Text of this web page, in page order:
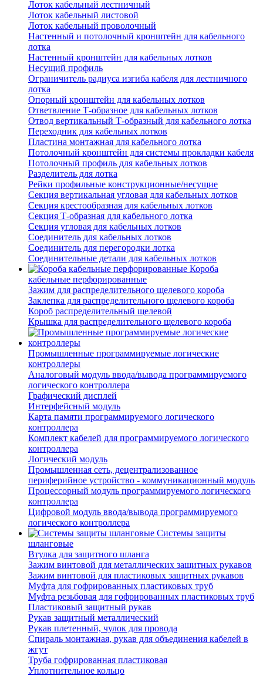
Лоток кабельный лестничный
Лоток кабельный листовой
Лоток кабельный проволочный
Настенный и потолочный кронштейн для кабельного
лотка
Настенный кронштейн для кабельных лотков
Несущий профиль
Ограничитель радиуса изгиба кабеля для лестничного
лотка
Опорный кронштейн для кабельных лотков
Ответвление Т-образное для кабельных лотков
Отвод вертикальный Т-образный для кабельного лотка
Переходник для кабельных лотков
Пластина монтажная для кабельного лотка
Потолочный кронштейн для системы прокладки кабеля
Потолочный профиль для кабельных лотков
Разделитель для лотка
Рейки профильные конструкционные/несущие
Секция вертикальная угловая для кабельных лотков
Секция крестообразная для кабельных лотков
Секция Т-образная для кабельного лотка
Секция угловая для кабельных лотков
Соединитель для кабельных лотков
Соединитель для перегородки лотка
Соединительные детали для кабельных лотков
Короба
кабельные перфорированные
Зажим для распределительного щелевого короба
Заклепка для распределительного щелевого короба
Короб распределительный щелевой
Крышка для распределительного щелевого короба
Промышленные программируемые логические
контроллеры
Аналоговый модуль ввода/вывода программируемого
логического контроллера
Графический дисплей
Интерфейсный модуль
Карта памяти программируемого логического
контроллера
Комплект кабелей для программируемого логического
контроллера
Логический модуль
Промышленная сеть, децентрализованное
периферийное устройство - коммуникационный модуль
Процессорный модуль программируемого логического
контроллера
Цифровой модуль ввода/вывода программируемого
логического контроллера
Системы защиты
шланговые
Втулка для защитного шланга
Зажим винтовой для металлических защитных рукавов
Зажим винтовой для пластиковых защитных рукавов
Муфта для гофрированных пластиковых труб
Муфта резьбовая для гофрированных пластиковых труб
Пластиковый защитный рукав
Рукав защитный металлический
Рукав плетенный, чулок для провода
Спираль монтажная, рукав для объединения кабелей в
жгут
Труба гофрированная пластиковая
Уплотнительное кольцо